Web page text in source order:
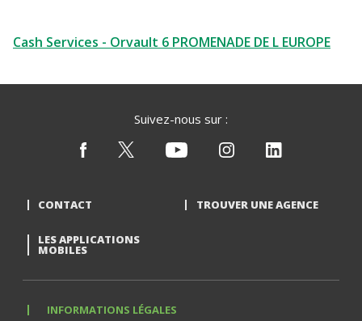
Cash Services - Orvault 6 PROMENADE DE L EUROPE
Suivez-nous sur :
CONTACT TROUVER UNE AGENCE
LES APPLICATIONS
MOBILES
INFORMATIONS LÉGALES